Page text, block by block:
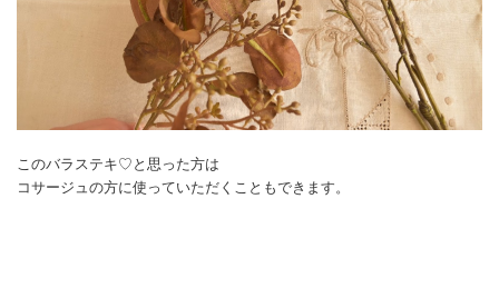
このバラステキ♡と思った方は
コサージュの方に使っていただくこともできます。